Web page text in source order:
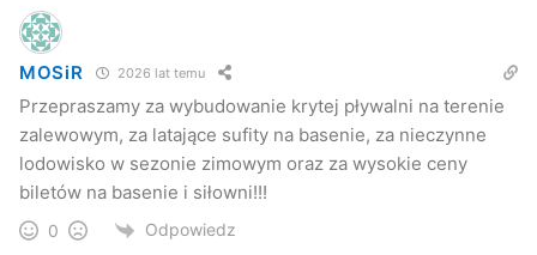
MOSiR 2026 lat temu
Przepraszamy za wybudowanie krytej pływalni na terenie
zalewowym, za latające sufity na basenie, za nieczynne
lodowisko w sezonie zimowym oraz za wysokie ceny
biletów na basenie i siłowni!!!
0 Odpowiedz